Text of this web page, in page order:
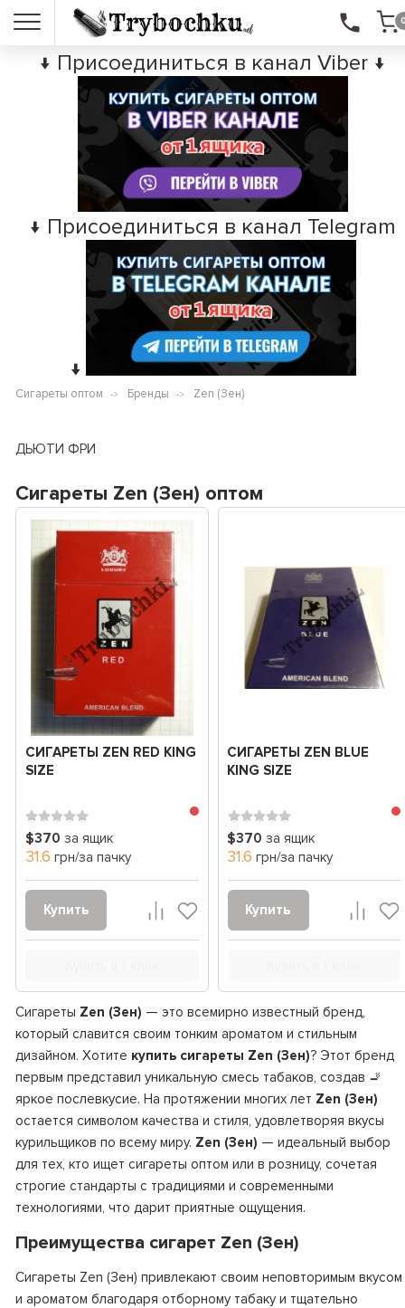
↓ Присоединиться в канал Viber ↓
↓ Присоединиться в канал Telegram
↓
Сигареты оптом Бренды Zen (Зен)
ДЬЮТИ ФРИ
Сигареты Zen (Зен) оптом
СИГАРЕТЫ ZEN RED KING
SIZE
$370 за ящик
31.6 грн/за пачку
Купить
СИГАРЕТЫ ZEN BLUE
KING SIZE
$370 за ящик
31.6 грн/за пачку
Купить
Сигареты Zen (Зен) — это всемирно известный бренд,
который славится своим тонким ароматом и стильным
дизайном. Хотите купить сигареты Zen (Зен)? Этот бренд
первым представил уникальную смесь табаков, создав 🚬
яркое послевкусие. На протяжении многих лет Zen (Зен)
остается символом качества и стиля, удовлетворяя вкусы
курильщиков по всему миру. Zen (Зен) — идеальный выбор
для тех, кто ищет сигареты оптом или в розницу, сочетая
строгие стандарты с традициями и современными
технологиями, что дарит приятные ощущения.
Преимущества сигарет Zen (Зен)
Сигареты Zen (Зен) привлекают своим неповторимым вкусом
и ароматом благодаря отборному табаку и тщательно